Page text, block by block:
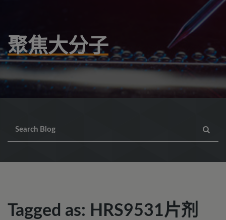
聚焦大分子
Tagged as: HRS9531片剂